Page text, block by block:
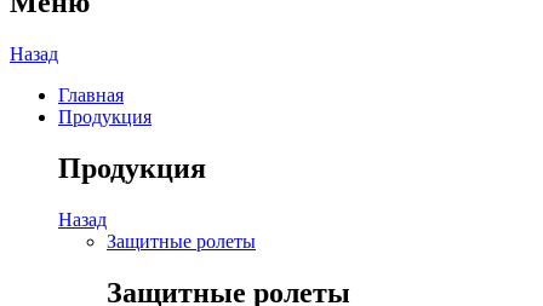
Назад
Главная
Продукция
Продукция
Назад
Защитные ролеты
Защитные ролеты